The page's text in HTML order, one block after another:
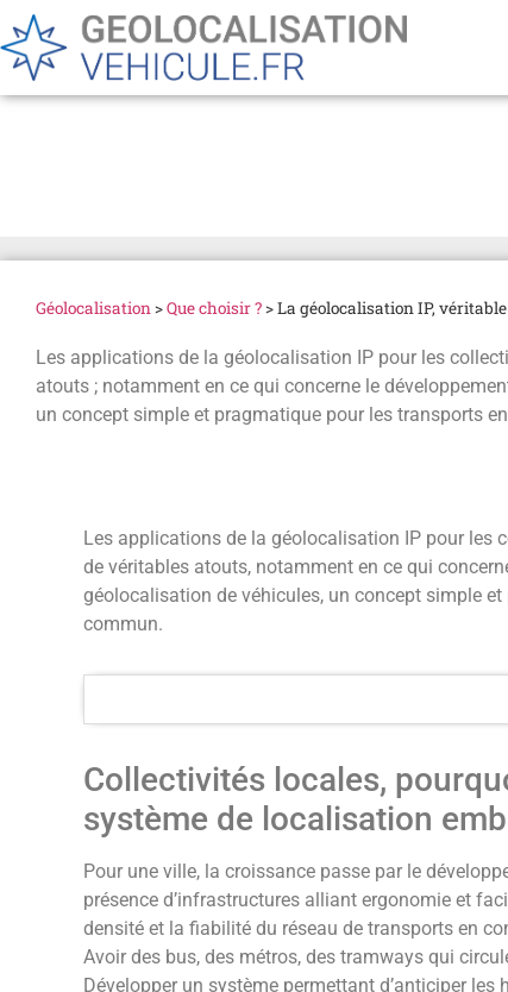
Géolocalisation>Que choisir ?>La géolocalisation IP,
Les applications de la géolocalisation IP pour les
atouts ; notamment en ce qui concerne le
un concept simple et pragmatique pour les transports
Les applications de la géolocalisation IP pour les
de véritables atouts, notamment en ce qui
géolocalisation de véhicules, un concept simple
commun.
Collectivités locales,
système de localisation
Pour une ville, la croissance passe par le
présence d’infrastructures alliant ergonomie et
densité et la fiabilité du réseau de transports en
Avoir des bus, des métros, des tramways qui
Développer un système permettant d’anticiper les